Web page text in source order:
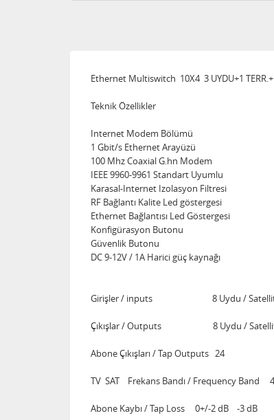
Ethernet Multiswitch 10X4 3 UYDU+1
Teknik Özellikler
Internet Modem Bölümü
1 Gbit/s Ethernet Arayüzü
100 Mhz Coaxial G.hn Modem
IEEE 9960-9961 Standart Uyumlu
Karasal-Internet Izolasyon Filtresi
RF Bağlantı Kalite Led göstergesi
Ethernet Bağlantısı Led Göstergesi
Konfigürasyon Butonu
Güvenlik Butonu
DC 9-12V / 1A Harici güç kaynağı
Girişler / inputs 8 Uydu / Satellite +
Çıkışlar / Outputs 8 Uydu / Satellite +
Abone Çıkışları / Tap Outputs 24
TV SAT Frekans Bandı / Frequency Band
Abone Kaybı / Tap Loss 0+/-2 dB -3 dB